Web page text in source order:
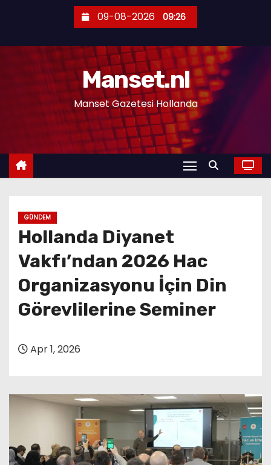
e
09-08-2026 09:26
Manset.nl
Manset Gazetesi Hollanda
GÜNDEM
Hollanda Diyanet
Vakfı’ndan 2026 Hac
Organizasyonu İçin Din
Görevlilerine Seminer
Apr 1, 2026